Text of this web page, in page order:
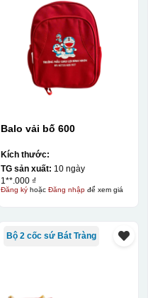
Balo vải bố 600
Kích thước:
TG sản xuất: 10 ngày
1**.000 ₫
Đăng kýhoặc Đăng nhậpđể xem giá
Bộ 2 cốc sứ Bát Tràng